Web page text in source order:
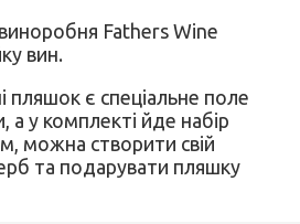
Fathers Wine
вин.
пляшок є спеціальне поле
а у комплекті йде набір
можна створити свій
та подарувати пляшку